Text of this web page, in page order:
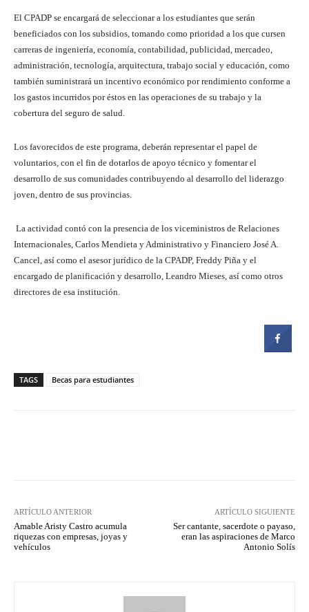
El CPADP se encargará de seleccionar a los estudiantes que serán
beneficiados con los subsidios, tomando como prioridad a los que cursen
carreras de ingeniería, economía, contabilidad, publicidad, mercadeo,
administración, tecnología, arquitectura, trabajo social y educación, como
también suministrará un incentivo económico por rendimiento conforme a
los gastos incurridos por éstos en las operaciones de su trabajo y la
cobertura del seguro de salud.
Los favorecidos de este programa, deberán representar el papel de
voluntarios, con el fin de dotarlos de apoyo técnico y fomentar el
desarrollo de sus comunidades contribuyendo al desarrollo del liderazgo
joven, dentro de sus provincias.
La actividad contó con la presencia de los viceministros de Relaciones
Internacionales, Carlos Mendieta y Administrativo y Financiero José A.
Cancel, así como el asesor jurídico de la CPADP, Freddy Piña y el
encargado de planificación y desarrollo, Leandro Mieses, así como otros
directores de esa institución.
TAGS Becas para estudiantes
ARTÍCULO ANTERIOR
Amable Aristy Castro acumula
riquezas con empresas, joyas y
vehículos
ARTÍCULO SIGUIENTE
Ser cantante, sacerdote o payaso,
eran las aspiraciones de Marco
Antonio Solís